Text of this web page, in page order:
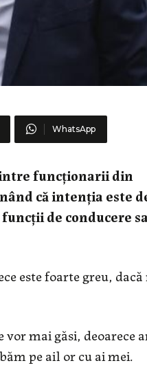
WhatsApp
funcţionarii din
că intenţia este
de conducere
este foarte greu,
mai găsi, deoarece
pe ail or cu ai mei.